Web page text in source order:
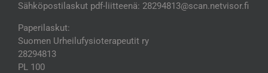
Sähköpostilaskut pdf-liitteenä: 28294813@scan.netvisor.fi
Paperilaskut:
Suomen Urheilufysioterapeutit ry
28294813
PL 100